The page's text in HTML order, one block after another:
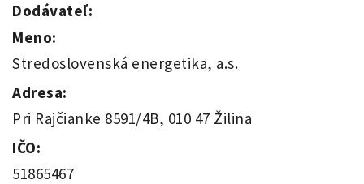
Dodávateľ:
Meno:
Stredoslovenská energetika, a.s.
Adresa:
Pri Rajčianke 8591/4B, 010 47 Žilina
IČO:
51865467